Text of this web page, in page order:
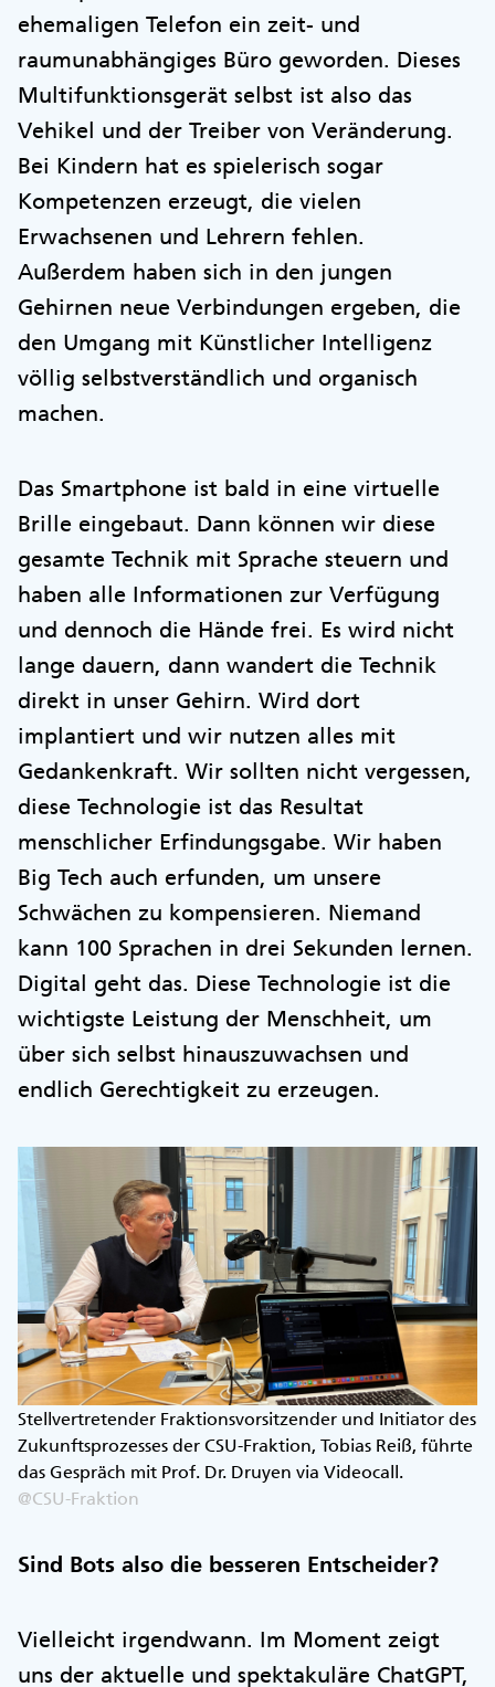
ehemaligen Telefon ein zeit- und
raumunabhängiges Büro geworden. Dieses
Multifunktionsgerät selbst ist also das
Vehikel und der Treiber von Veränderung.
Bei Kindern hat es spielerisch sogar
Kompetenzen erzeugt, die vielen
Erwachsenen und Lehrern fehlen.
Außerdem haben sich in den jungen
Gehirnen neue Verbindungen ergeben, die
den Umgang mit Künstlicher Intelligenz
völlig selbstverständlich und organisch
machen.
Das Smartphone ist bald in eine virtuelle
Brille eingebaut. Dann können wir diese
gesamte Technik mit Sprache steuern und
haben alle Informationen zur Verfügung
und dennoch die Hände frei. Es wird nicht
lange dauern, dann wandert die Technik
direkt in unser Gehirn. Wird dort
implantiert und wir nutzen alles mit
Gedankenkraft. Wir sollten nicht vergessen,
diese Technologie ist das Resultat
menschlicher Erfindungsgabe. Wir haben
Big Tech auch erfunden, um unsere
Schwächen zu kompensieren. Niemand
kann 100 Sprachen in drei Sekunden lernen.
Digital geht das. Diese Technologie ist die
wichtigste Leistung der Menschheit, um
über sich selbst hinauszuwachsen und
endlich Gerechtigkeit zu erzeugen.
Stellvertretender Fraktionsvorsitzender und Initiator des
Zukunftsprozesses der CSU-Fraktion, Tobias Reiß, führte
das Gespräch mit Prof. Dr. Druyen via Videocall.
@CSU-Fraktion
Sind Bots also die besseren Entscheider?
Vielleicht irgendwann. Im Moment zeigt
uns der aktuelle und spektakuläre ChatGPT,